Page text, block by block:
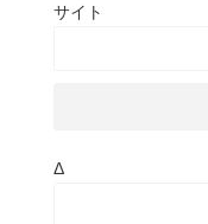
サイト
Δ